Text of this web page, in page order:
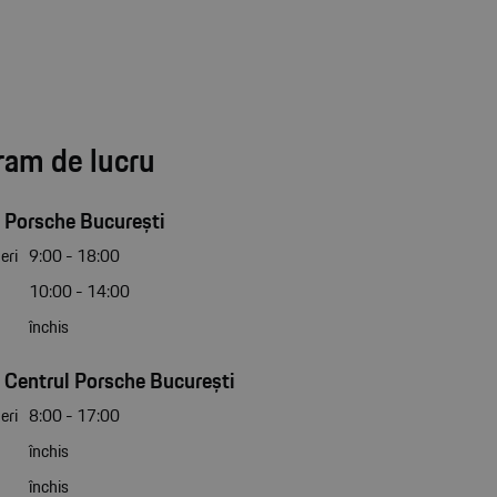
de lucru
București
9:00 - 18:00
10:00 - 14:00
închis
Porsche București
8:00 - 17:00
închis
închis